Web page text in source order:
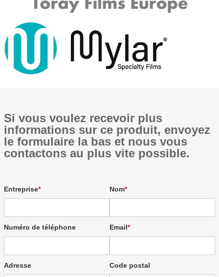
Si vous voulez recevoir plus
informations sur ce produit, envoyez
le formulaire la bas et nous vous
contactons au plus vite possible.
Entreprise Nom
Numéro de téléphone Email
Adresse Code postal